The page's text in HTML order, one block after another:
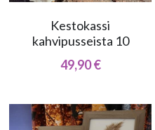
Kahvikorit
Sytykesipsit
Suosituimmat tuotteet
Kestokassi
kahvipusseista 10
49,90 €